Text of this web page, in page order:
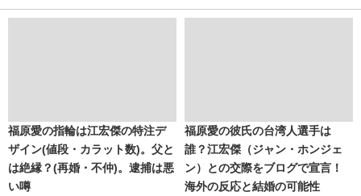
福原愛の指輪は江宏傑の特注デ
ザイン(値段・カラット数)。父と
は絶縁？(再婚・不仲)。逮捕は悪
い噂
福原愛の彼氏の台湾人選手は
誰？江宏傑（ジャン・ホンジェ
ン）との交際をブログで宣言！
海外の反応と結婚の可能性